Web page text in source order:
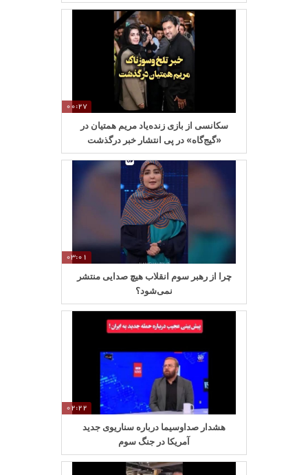
00:27
سکانسی از بازی زنده‌یاد مریم همتیان در
«گیج‌گاه» در پی انتشار خبر درگذشت
03:01
چرا از رهبر سوم انقلاب هیچ صدایی منتشر
نمی‌شود؟
02:22
هشدار صداوسیما درباره سناریوی جدید
آمریکا در جنگ سوم